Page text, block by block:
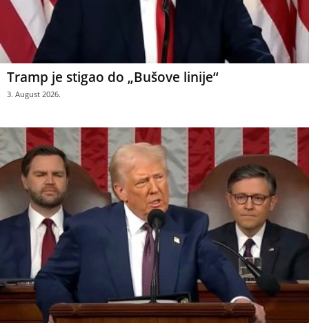
Tramp je stigao do „Bušove linije“
3. August 2026.